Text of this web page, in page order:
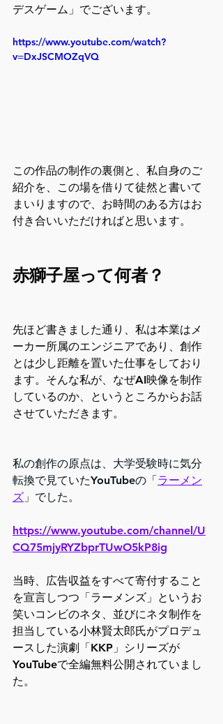
デスゲーム」でございます。
https://www.youtube.com/watch?
v=DxJSCMOZqVQ
この作品の制作の裏側と、私自身のご
紹介を、この場を借りて徒然と書いて
まいりますので、お時間のある方はお
付き合いいただければと思います。
赤獅子屋って何者？
先ほど書きました通り、私は本業はメ
ーカー所属のエンジニアであり、創作
とは少し距離を置いた仕事をしており
ます。そんな私が、なぜAI映像を制作
しているのか、というところからお話
させていただきます。
私の創作の原点は、大学受験時に気分
転換で見ていたYouTubeの「 ラーメン
ズ 」でした。
https://www.youtube.com/channel/U
CQ75mjyRYZbprTUwO5kP8ig
当時、広告収益をすべて寄付すること
を宣言しつつ「ラーメンズ」というお
笑いコンビのネタ、並びにネタ制作を
担当している小林賢太郎氏がプロデュ
ースした演劇「KKP」シリーズが
YouTubeで全編無料公開されていまし
た。